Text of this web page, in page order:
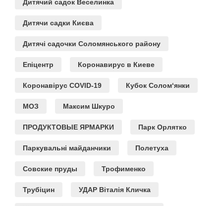
Дитячий садок Веселинка
Дитячи садки Києва
Дитячі садочки Соломянського району
Епіцентр Коронавирус в Киеве
Коронавірус COVID-19 Кубок Солом‘янки
МОЗ Максим Шкуро
ПРОДУКТОВЫЕ ЯРМАРКИ Парк Орлятко
Паркувальні майданчики Полетуха
Совские пруды Трофименко
Трубіцин УДАР Віталія Кличка